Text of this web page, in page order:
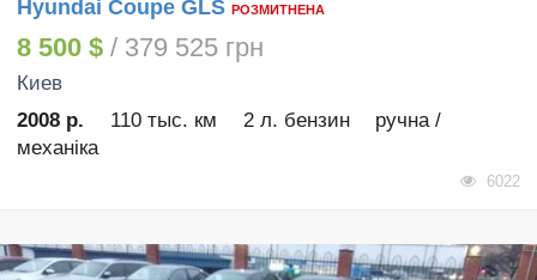
Hyundai Coupe GLS РОЗМИТНЕНА
8 500 $ / 379 525 грн
Киев
2008 р.
110 тыс. км 2 л. бензин
ручна /
механіка
6022